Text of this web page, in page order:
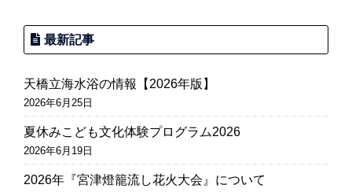
最新記事
天橋立海水浴の情報【2026年版】
2026年6月25日
夏休みこども文化体験プログラム2026
2026年6月19日
2026年『宮津燈籠流し花火大会』について